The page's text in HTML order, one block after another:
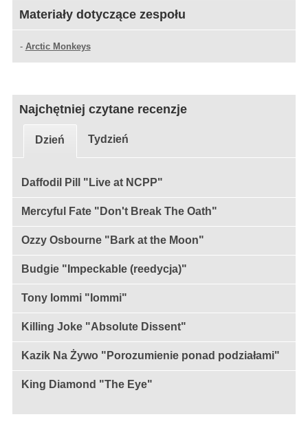
Materiały dotyczące zespołu
- Arctic Monkeys
Najchętniej czytane recenzje
Dzień Tydzień
Daffodil Pill "Live at NCPP"
Mercyful Fate "Don't Break The Oath"
Ozzy Osbourne "Bark at the Moon"
Budgie "Impeckable (reedycja)"
Tony Iommi "Iommi"
Killing Joke "Absolute Dissent"
Kazik Na Żywo "Porozumienie ponad podziałami"
King Diamond "The Eye"